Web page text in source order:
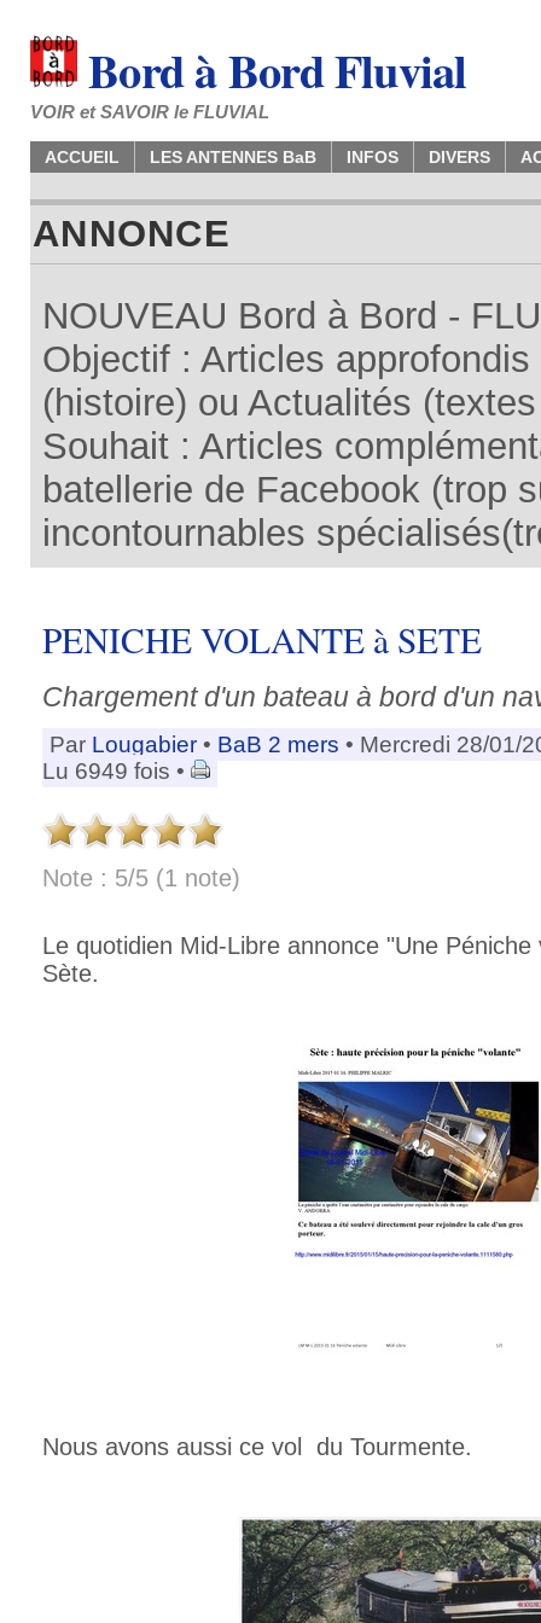
Bord à Bord Fluvial
VOIR et SAVOIR le FLUVIAL
ACCUEIL LES ANTENNES BaB INFOS DIVERS
ANNONCE
NOUVEAU Bord à Bord -
Objectif : Articles
(histoire) ou Actualités
Souhait : Articles
batellerie de Facebook (trop
incontournables
PENICHE VOLANTE à SETE
Chargement d'un bateau à bord d'un
Par Lougabier • BaB 2 mers • Mercredi 28/01/
Lu 6949 fois •
Note : 5/5 (1 note)
Le quotidien Mid-Libre annonce "Une
Sète.
Nous avons aussi ce vol du Tourmente.